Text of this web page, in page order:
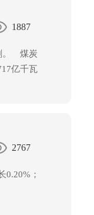
1887
。 煤炭
亿千瓦
2767
0.20%；